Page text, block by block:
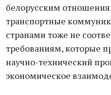
белорусским
транспортные
странами тоже не
требованиям, которые
научно-технический
экономическое